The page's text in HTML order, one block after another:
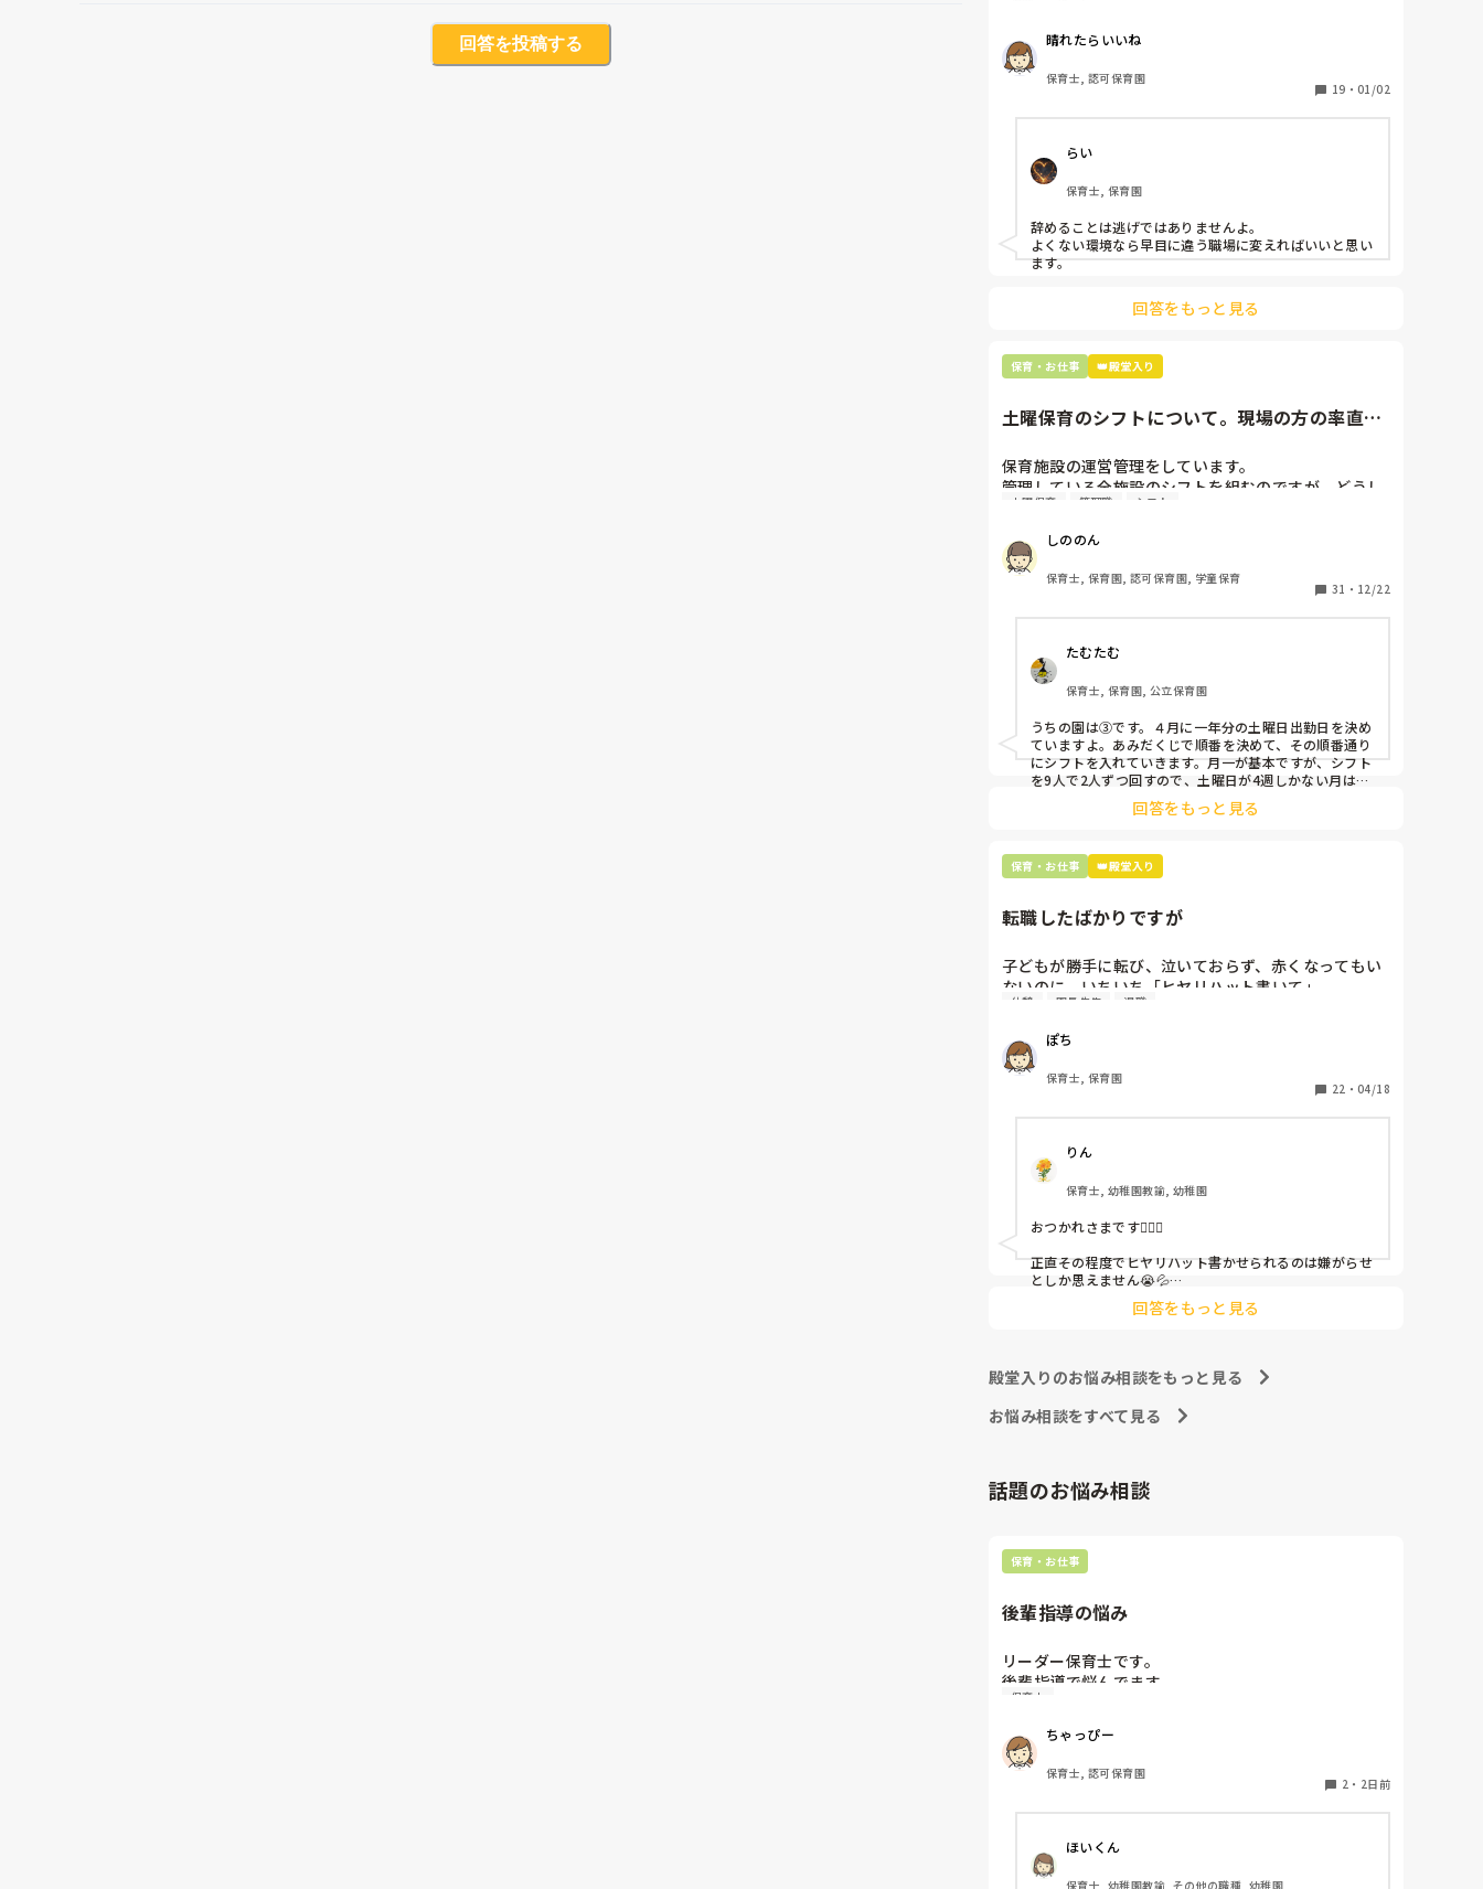
回答を投稿する
退職しようと思っています。
周りの職員は、勤続10年以上から何十年という先生が
ほとんどです。
保護者子どもの愚痴悪口が多く、
子どもの前でも
仕方ないよね
もう何も言わずに
子どもの言いなりになればいいんだね
などいう意見で…
上の先生に相談することは難しそうです。
正直苦しい。
辞めることは逃げ、と、過去辞めた人も何年も言われ
続けています
晴れたらいいね
保育士, 認可保育園
19 ・ 01/02
らい
保育士, 保育園
辞めることは逃げではありませんよ。
よくない環境なら早目に違う職場に変えればいいと思い
ます。
回答をもっと見る
保育・お仕事 👑殿堂入り
土曜保育のシフトについて。現場の方の率直な
保育施設の運営管理をしています。
管理している全施設のシフトを組むのですが、どうし
ても土曜保育だけは入れる方が少なく、いつも苦労し
応募の段階では皆、月1〜2回の土曜出勤があることに
同意して入職しているはずですが、いざ勤務が始まる
と一日も土曜出勤が出来ない方ばかりです。
①土曜日の希望休は2日まで、と制限をかける
②毎月、必ず土曜保育に入ることのできる日を1日だ
けピックアップしてもらう
③仮シフトが出た時、土曜出勤が難しければ自身で代
わりの人を交渉して見つけてもらう
上記のいずれかの対策を取り入れることを考えていま
土曜保育 管理職 シフト
しののん
保育士, 保育園, 認可保育園, 学童保育
31 ・ 12/22
たむたむ
保育士, 保育園, 公立保育園
うちの園は③です。４月に一年分の土曜日出勤日を決め
ていますよ。あみだくじで順番を決めて、その順番通り
にシフトを入れていきます。月一が基本ですが、シフト
を9人で2人ずつ回すので、土曜日が4週しかない月は無
しの時もありますよ。その土曜日が出られない人は、同
じシフト時間の人と自分で交代して貰い、主任に報告し
回答をもっと見る
保育・お仕事 👑殿堂入り
転職したばかりですが
子どもが勝手に転び、泣いておらず、赤くなってもい
ないのに、いちいち「ヒヤリハット書いて」
と書かされ
休憩時間に書くしかなく、辛いです
（そう言う本人は書かない）
しかも、上司に↑この内容でも
「どうしたらなくせるか」
呼ばれて一緒に対策を考えさせられること多数
これだけで30〜40分拘束されて辛いです
皆さんの園はどうですか?
休憩 園長先生 退職
ぽち
保育士, 保育園
22 ・ 04/18
りん
保育士, 幼稚園教諭, 幼稚園
おつかれさまです🙇🏻‍♀️
正直その程度でヒヤリハット書かせられるのは嫌がらせ
としか思えません😭💦
他の先生方も同様のことをされているのでしょうか？
回答をもっと見る
殿堂入りのお悩み相談をもっと見る
お悩み相談をすべて見る
話題のお悩み相談
保育・お仕事
後輩指導の悩み
リーダー保育士です。
後輩指導で悩んでます。
初めて年長を持つ後輩がいますが
聞かないで様子見てると直前になるまで何もアクショ
ンがなかったり
他の職員に聞いてる様子もなくて
もう何考えてるんだかさっぱりです。
よほど自分に聞きづらいのか、聞く必要性さえ感じな
いのか、もうよくわからないです。
保育士
ちゃっぴー
保育士, 認可保育園
2 ・ 2日前
ほいくん
保育士, 幼稚園教諭, その他の職種, 幼稚園